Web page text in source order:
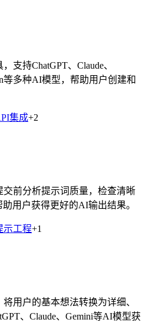
支持ChatGPT、Claude、
等多种AI模型，帮助用户创建和
集成+2
前分析提示词质量，检查清晰
用户获得更好的AI输出结果。
示工程+1
用户的基本想法转换为详细、
、Claude、Gemini等AI模型获